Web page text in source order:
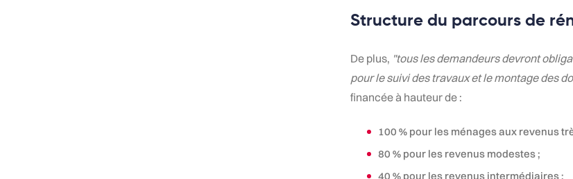
Structure du parcours de
De plus, "tous les demandeurs devront
pour le suivi des travaux et le montage des
financée à hauteur de :
100 % pour les ménages aux revenus
80 % pour les revenus modestes ;
40 % pour les revenus intermédiaires ;